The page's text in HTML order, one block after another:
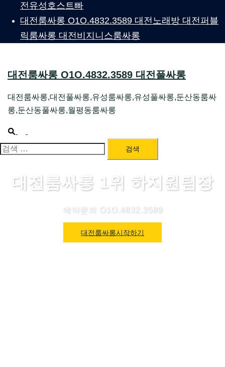
전유성호스트빠
대전룸싸롱 O1O.4832.3589 대전노래방 대전퍼블
릭룸싸롱 대전비지니스룸싸롱
대전룸싸롱 O1O.4832.3589 대전풀싸롱
대전룸싸롱,대전풀싸롱,유성룸싸롱,유성풀싸롱,둔산동룸싸
롱,둔산동풀싸롱,월평동룸싸롱
Search
menu
검
대전룸싸롱 1위 하지원팀장
예약문의 O1O.4832.3589
대전룸싸롱시작하기